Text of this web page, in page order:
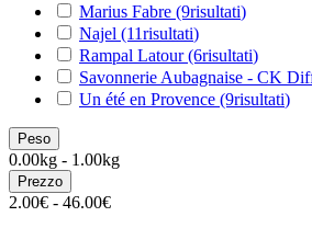
Marius Fabre (9risultati)
Najel (11risultati)
Rampal Latour(6risultati)
Savonnerie Aubagnaise - CK
Un été en Provence (9risultati)
Peso
0.00kg - 1.00kg
Prezzo
2.00€ - 46.00€